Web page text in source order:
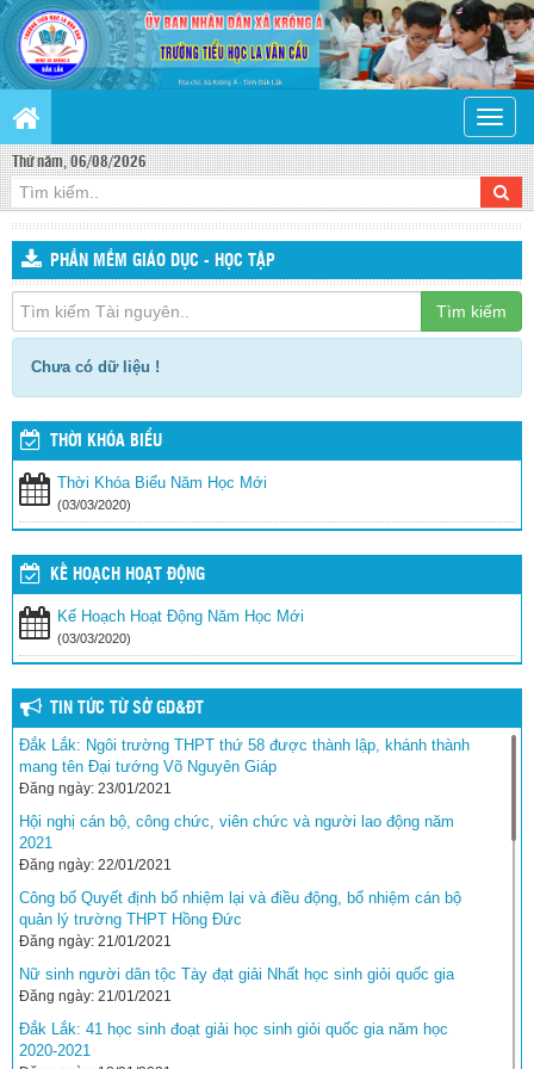
Toggle
Thứ năm, 06/08/2026
PHẦN MỀM GIÁO DỤC - HỌC TẬP
Tìm kiếm
Chưa có dữ liệu !
THỜI KHÓA BIỂU
Thời Khóa Biểu Năm Học Mới
(03/03/2020)
KẾ HOẠCH HOẠT ĐỘNG
Kế Hoạch Hoạt Động Năm Học Mới
(03/03/2020)
TIN TỨC TỪ SỞ GD&ĐT
Đắk Lắk: Ngôi trường THPT thứ 58 được thành lập, khánh thành
mang tên Đại tướng Võ Nguyên Giáp
Đăng ngày: 23/01/2021
Hội nghị cán bộ, công chức, viên chức và người lao động năm
2021
Đăng ngày: 22/01/2021
Công bố Quyết định bổ nhiệm lại và điều động, bổ nhiệm cán bộ
quản lý trường THPT Hồng Đức
Đăng ngày: 21/01/2021
Nữ sinh người dân tộc Tày đạt giải Nhất học sinh giỏi quốc gia
Đăng ngày: 21/01/2021
Đắk Lắk: 41 học sinh đoạt giải học sinh giỏi quốc gia năm học
2020-2021